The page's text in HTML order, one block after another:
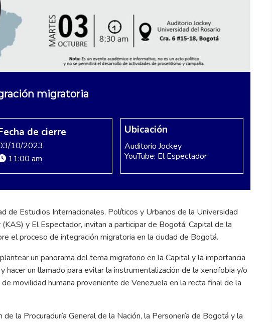
migratoria
de cierre
10/2023
11:00 am
Ubicación
Auditorio Jockey
YouTube: El Espectador
de Estudios Internacionales, Políticos y Urbanos de la Universidad
y El Espectador, invitan a participar de Bogotá: Capital de la
el proceso de integración migratoria en la ciudad de Bogotá.
un panorama del tema migratorio en la Capital y la importancia
hacer un llamado para evitar la instrumentalización de la xenofobia y/o
movilidad humana proveniente de Venezuela en la recta final de la
la Procuraduría General de la Nación, la Personería de Bogotá y la